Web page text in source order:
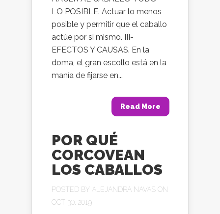
LO POSIBLE. Actuar lo menos
posible y permitir que el caballo
actúe por si mismo. III-
EFECTOS Y CAUSAS. En la
doma, el gran escollo está en la
manía de fijarse en...
Read More
POR QUÉ
CORCOVEAN
LOS CABALLOS
POSTED BY ALEJANDRA NAVAS ON
OCT 30, 2019